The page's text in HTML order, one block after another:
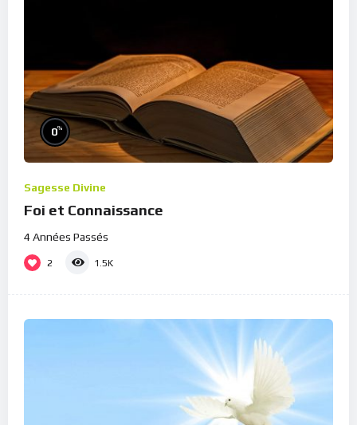
0%
Sagesse Divine
Foi et Connaissance
4 Années Passés
2 1.5K